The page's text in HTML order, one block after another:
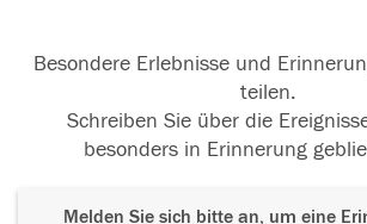
Besondere Erlebnisse und
teilen.
Schreiben Sie über die
besonders in Erinnerung
Melden Sie sich bitte an, um eine